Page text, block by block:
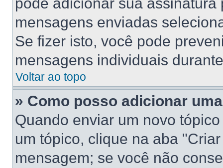
mensagens enviadas
Se fizer isto, você pode
mensagens individuais
Voltar ao topo
» Como posso adicionar
Quando enviar um novo
um tópico, clique na aba
mensagem; se você não